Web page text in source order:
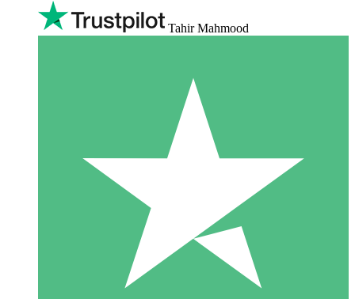
Tahir Mahmood